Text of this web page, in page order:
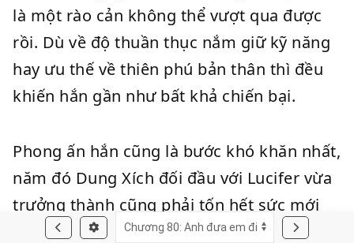
là một rào cản không thể vượt qua được
rồi. Dù về độ thuần thục nắm giữ kỹ năng
hay ưu thế về thiên phú bản thân thì đều
khiến hắn gần như bất khả chiến bại.
Phong ấn hắn cũng là bước khó khăn nhất,
năm đó Dung Xích đối đầu với Lucifer vừa
trưởng thành cũng phải tốn hết sức mới
phong ấn được, nhưng phân thân mà hắn